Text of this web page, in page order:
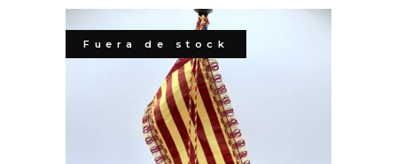
Fuera de stock